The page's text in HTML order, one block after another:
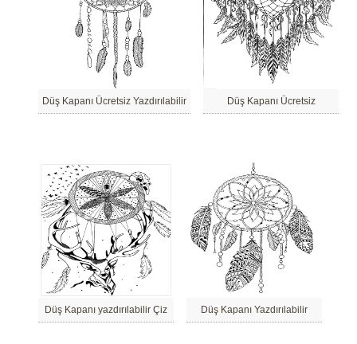
Düş Kapanı Ücretsiz Yazdırılabilir Düş Kapanı Ücretsiz
Düş Kapanı yazdırılabilir Çiz Düş Kapanı Yazdırılabilir